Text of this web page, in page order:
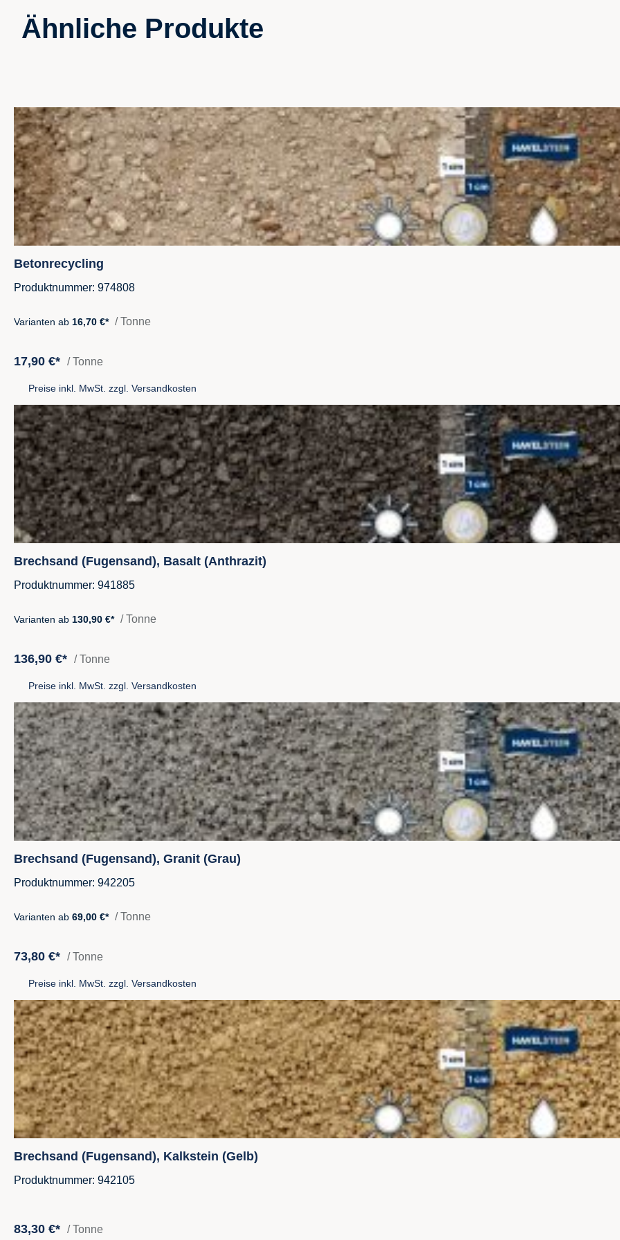
Ähnliche Produkte
Produktgalerie überspringen
Betonrecycling
Produktnummer: 974808
Varianten ab 16,70 €* / Tonne
17,90 €* / Tonne
Preise inkl. MwSt. zzgl. Versandkosten
Brechsand (Fugensand), Basalt (Anthrazit)
Produktnummer: 941885
Varianten ab 130,90 €* / Tonne
136,90 €* / Tonne
Preise inkl. MwSt. zzgl. Versandkosten
Brechsand (Fugensand), Granit (Grau)
Produktnummer: 942205
Varianten ab 69,00 €* / Tonne
73,80 €* / Tonne
Preise inkl. MwSt. zzgl. Versandkosten
Brechsand (Fugensand), Kalkstein (Gelb)
Produktnummer: 942105
83,30 €* / Tonne